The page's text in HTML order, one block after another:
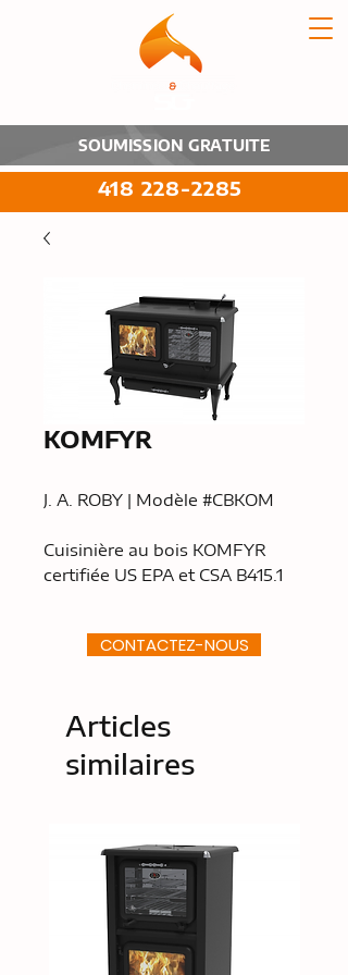
418 228-2285
SOUMISSION GRATUITE
KOMFYR
J. A. ROBY | Modèle #CBKOM
Cuisinière au bois KOMFYR
certifiée US EPA et CSA B415.1
CONTACTEZ-NOUS
Articles
similaires